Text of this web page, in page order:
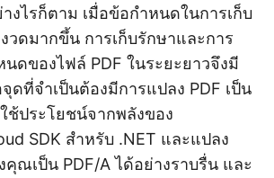
ไรก็ตาม เมื่อข้อกำหนดในการเก็บ
วดมากขึ้น การเก็บรักษาและการ
ดของไฟล์ PDF ในระยะยาวจึงมี
ที่จำเป็นต้องมีการแปลง PDF เป็น
ช้ประโยชน์จากพลังของ
SDK สำหรับ .NET และแปลง
คุณเป็น PDF/A ได้อย่างราบรื่น และ